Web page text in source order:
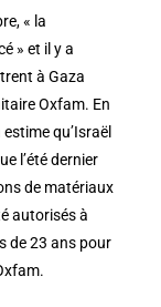
« la
» et il y a
à Gaza
Oxfam. En
qu’Israël
l’été dernier
de matériaux
autorisés à
de 23 ans pour